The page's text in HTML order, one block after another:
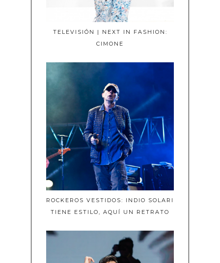
TELEVISIÓN | NEXT IN FASHION:
CIMONE
ROCKEROS VESTIDOS: INDIO SOLARI
TIENE ESTILO, AQUÍ UN RETRATO